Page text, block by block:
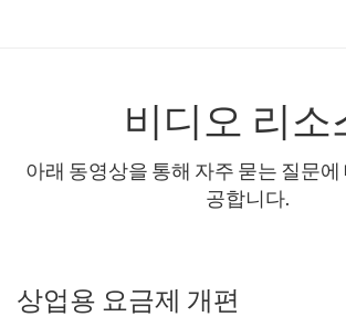
비디오 리소
아래 동영상을 통해 자주 묻는 질문에
공합니다.
상업용 요금제 개편